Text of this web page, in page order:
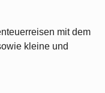
mit dem
kleine und